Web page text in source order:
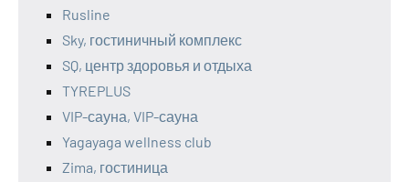
Rusline
Sky, гостиничный комплекс
SQ, центр здоровья и отдыха
TYREPLUS
VIP-сауна, VIP-сауна
Yagayaga wellness club
Zima, гостиница